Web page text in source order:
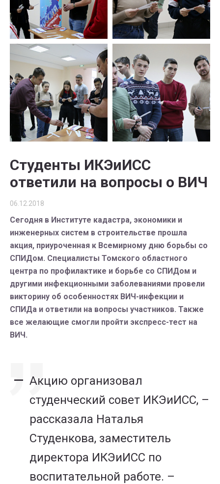
Студенты ИКЭиИСС
ответили на вопросы о ВИЧ
06.12.2018
Сегодня в Институте кадастра, экономики и
инженерных систем в строительстве прошла
акция, приуроченная к Всемирному дню борьбы со
СПИДом. Специалисты Томского областного
центра по профилактике и борьбе со СПИДом и
другими инфекционными заболеваниями провели
викторину об особенностях ВИЧ-инфекции и
СПИДа и ответили на вопросы участников. Также
все желающие смогли пройти экспресс-тест на
ВИЧ.
Акцию организовал
студенческий совет ИКЭиИСС, –
рассказала Наталья
Студенкова, заместитель
директора ИКЭиИСС по
воспитательной работе. –